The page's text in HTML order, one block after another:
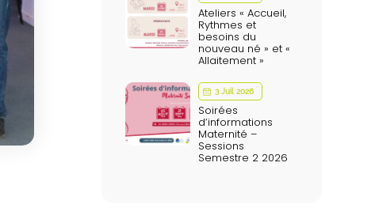
Ateliers « Accueil,
Rythmes et
besoins du
nouveau né » et «
Allaitement »
3 Juil 2026
Soirées
d’informations
Maternité –
Sessions
Semestre 2 2026